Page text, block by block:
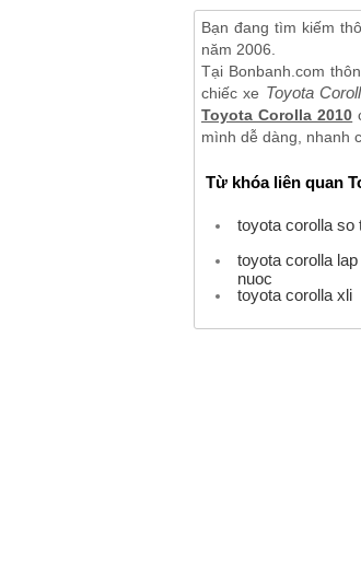
Bạn đang tìm kiếm
năm 2006.
Tại Bonbanh.com
chiếc xe Toyota
Toyota Corolla 2010
mình dễ dàng, nhanh
Từ khóa liên quan
toyota corolla so
toyota corolla
nuoc
toyota corolla xli